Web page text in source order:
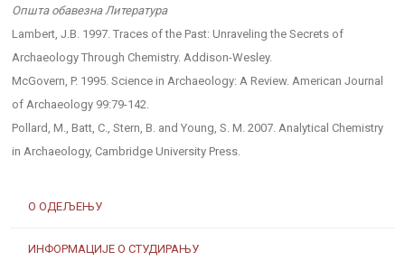
О ОДЕЉЕЊУ
ИНФОРМАЦИЈЕ О СТУДИРАЊУ
Општа обавезна Литература
Lambert, J.B. 1997. Traces of the Past: Unraveling the Secrets of
Archaeology Through Chemistry. Addison-Wesley.
McGovern, P. 1995. Science in Archaeology: A Review. American Journal
of Archaeology 99:79-142.
Pollard, M., Batt, C., Stern, B. and Young, S. M. 2007. Analytical Chemistry
in Archaeology, Cambridge University Press.